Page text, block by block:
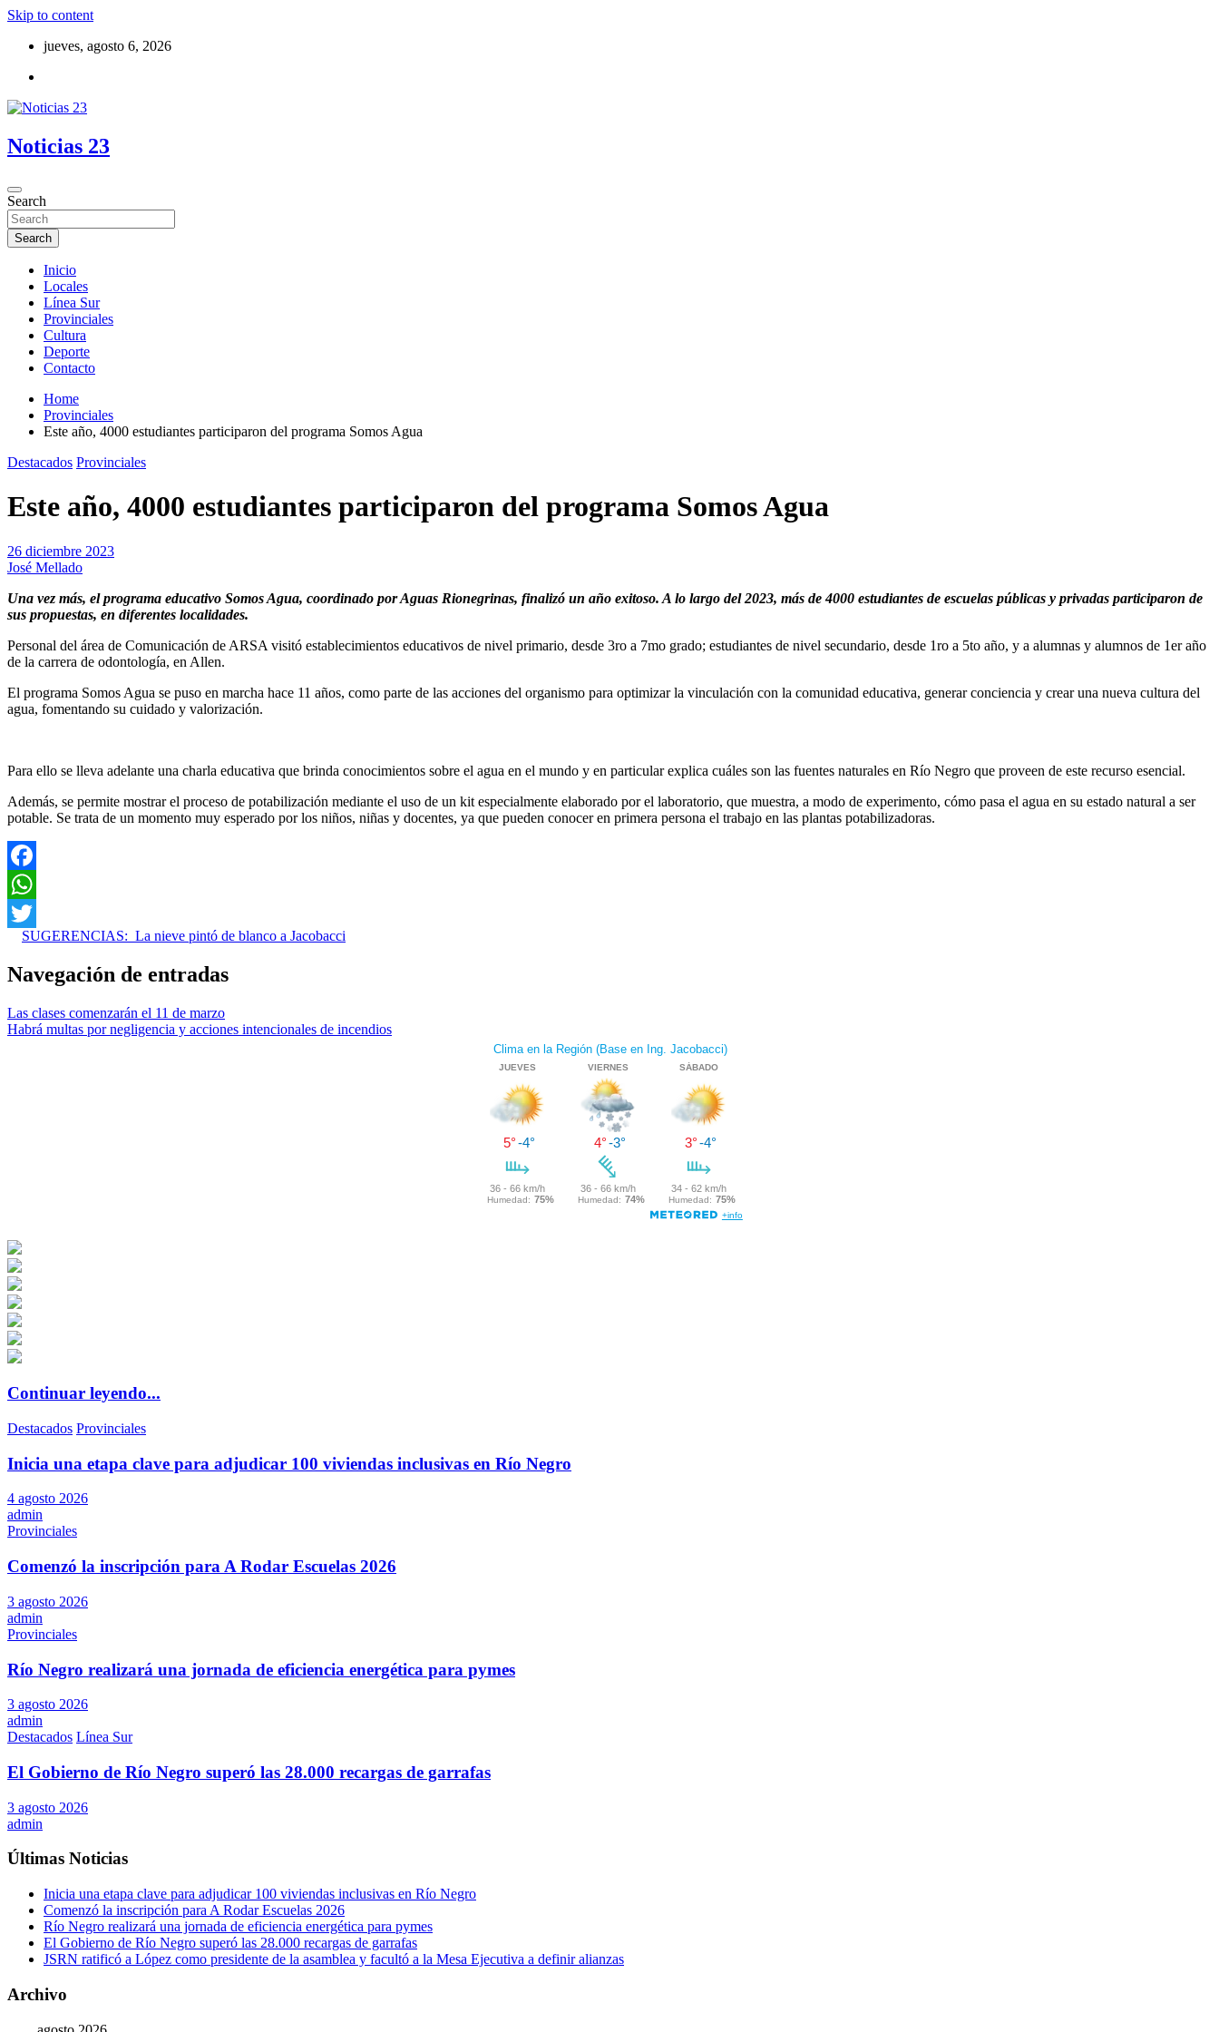
Skip to content
jueves, agosto 6, 2026
Noticias 23
Search
Search
Inicio
Locales
Línea Sur
Provinciales
Cultura
Deporte
Contacto
Home
Provinciales
Este año, 4000 estudiantes participaron del programa Somos Agua
Destacados Provinciales
Este año, 4000 estudiantes participaron del programa Somos Agua
26 diciembre 2023
José Mellado
Una vez más, el programa educativo Somos Agua, coordinado por Aguas Rionegrinas, finalizó un año exitoso. A lo largo del 2023, más de 4000 estudiantes de escuelas públicas y privadas participaron de
sus propuestas, en diferentes localidades.
Personal del área de Comunicación de ARSA visitó establecimientos educativos de nivel primario, desde 3ro a 7mo grado; estudiantes de nivel secundario, desde 1ro a 5to año, y a alumnas y alumnos de 1er año
de la carrera de odontología, en Allen.
El programa Somos Agua se puso en marcha hace 11 años, como parte de las acciones del organismo para optimizar la vinculación con la comunidad educativa, generar conciencia y crear una nueva cultura del
agua, fomentando su cuidado y valorización.
Para ello se lleva adelante una charla educativa que brinda conocimientos sobre el agua en el mundo y en particular explica cuáles son las fuentes naturales en Río Negro que proveen de este recurso esencial.
Además, se permite mostrar el proceso de potabilización mediante el uso de un kit especialmente elaborado por el laboratorio, que muestra, a modo de experimento, cómo pasa el agua en su estado natural a ser
potable. Se trata de un momento muy esperado por los niños, niñas y docentes, ya que pueden conocer en primera persona el trabajo en las plantas potabilizadoras.
Facebook
WhatsApp
Twitter
SUGERENCIAS: La nieve pintó de blanco a Jacobacci
Navegación de entradas
Las clases comenzarán el 11 de marzo
Habrá multas por negligencia y acciones intencionales de incendios
Continuar leyendo...
Destacados Provinciales
Inicia una etapa clave para adjudicar 100 viviendas inclusivas en Río Negro
4 agosto 2026
admin
Provinciales
Comenzó la inscripción para A Rodar Escuelas 2026
3 agosto 2026
admin
Provinciales
Río Negro realizará una jornada de eficiencia energética para pymes
3 agosto 2026
admin
Destacados Línea Sur
El Gobierno de Río Negro superó las 28.000 recargas de garrafas
3 agosto 2026
admin
Últimas Noticias
Inicia una etapa clave para adjudicar 100 viviendas inclusivas en Río Negro
Comenzó la inscripción para A Rodar Escuelas 2026
Río Negro realizará una jornada de eficiencia energética para pymes
El Gobierno de Río Negro superó las 28.000 recargas de garrafas
JSRN ratificó a López como presidente de la asamblea y facultó a la Mesa Ejecutiva a definir alianzas
Archivo